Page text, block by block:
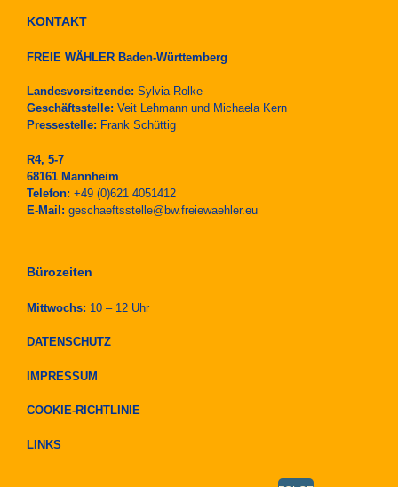
KONTAKT
FREIE WÄHLER Baden-Württemberg
Landesvorsitzende: Sylvia Rolke
Geschäftsstelle: Veit Lehmann und Michaela Kern
Pressestelle: Frank Schüttig
R4, 5-7
68161 Mannheim
Telefon: +49 (0)621 4051412
E-Mail: geschaeftsstelle@bw.freiewaehler.eu
Bürozeiten
Mittwochs: 10 – 12 Uhr
DATENSCHUTZ
IMPRESSUM
COOKIE-RICHTLINIE
LINKS